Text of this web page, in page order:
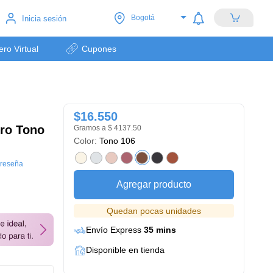
Inicia sesión Bogotá
Virtual Cupones
Tono
$16.550
Gramos a $ 4137.50
Color: Tono 106
Agregar producto
Quedan pocas unidades
Envío Express 35 mins
Disponible en tienda